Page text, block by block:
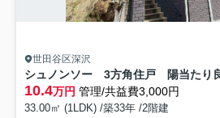
世田谷区深沢
10.4万円 管理/共益費3,000円
33.00㎡ (1LDK) /築33年 /2階建